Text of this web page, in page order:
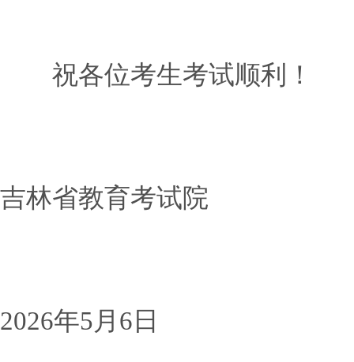
祝各位考生考试顺利！
吉林省教育考试院
2026年5月6日